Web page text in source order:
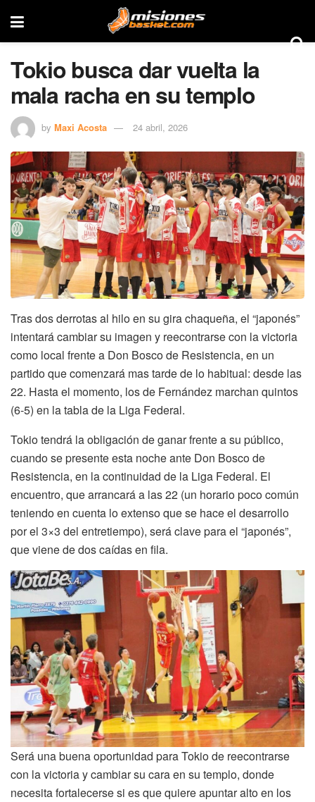
Tokio busca dar vuelta la
mala racha en su templo
by Maxi Acosta 24 abril, 2026
Tras dos derrotas al hilo en su gira chaqueña, el “japonés”
intentará cambiar su imagen y reecontrarse con la victoria
como local frente a Don Bosco de Resistencia, en un
partido que comenzará mas tarde de lo habitual: desde las
22. Hasta el momento, los de Fernández marchan quintos
(6-5) en la tabla de la Liga Federal.
Tokio tendrá la obligación de ganar frente a su público,
cuando se presente esta noche ante Don Bosco de
Resistencia, en la continuidad de la Liga Federal. El
encuentro, que arrancará a las 22 (un horario poco común
teniendo en cuenta lo extenso que se hace el desarrollo
por el 3×3 del entretiempo), será clave para el “japonés”,
que viene de dos caídas en fila.
Será una buena oportunidad para Tokio de reecontrarse
con la victoria y cambiar su cara en su templo, donde
necesita fortalecerse si es que quiere apuntar alto en los